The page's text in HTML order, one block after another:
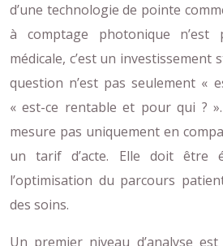
d’une technologie de pointe
à comptage photonique n’est
médicale, c’est un investissement
question n’est pas seulement «
« est-ce rentable et pour qui ?
mesure pas uniquement en
un tarif d’acte. Elle doit être
l’optimisation du parcours
des soins.
Un premier niveau d’analyse